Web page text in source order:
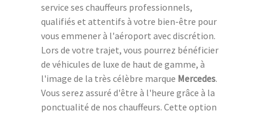
service ses chauffeurs professionnels,
qualifiés et attentifs à votre bien-être pour
vous emmener à l'aéroport avec discrétion.
Lors de votre trajet, vous pourrez bénéficier
de véhicules de luxe de haut de gamme, à
l'image de la très célèbre marque Mercedes.
Vous serez assuré d'être à l'heure grâce à la
ponctualité de nos chauffeurs. Cette option